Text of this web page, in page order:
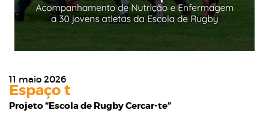
11 maio 2026
Espaço t
Projeto “Escola de Rugby Cercar-te”